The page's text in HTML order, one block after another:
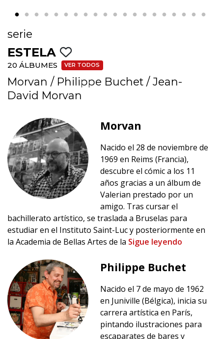
serie
ESTELA
20 ÁLBUMES VER TODOS
Morvan / Philippe Buchet /Jean-
David Morvan
Morvan
Nacido el 28 de noviembre de
1969 en Reims (Francia),
descubre el cómic a los 11
años gracias a un álbum de
Valerian prestado por un
amigo. Tras cursar el
bachillerato artístico, se traslada a Bruselas para
estudiar en el Instituto Saint-Luc y posteriormente en
la Academia de Bellas Artes de la Sigue leyendo
Philippe Buchet
Nacido el 7 de mayo de 1962
en Juniville (Bélgica), inicia su
carrera artística en París,
pintando ilustraciones para
escaparates de bares y